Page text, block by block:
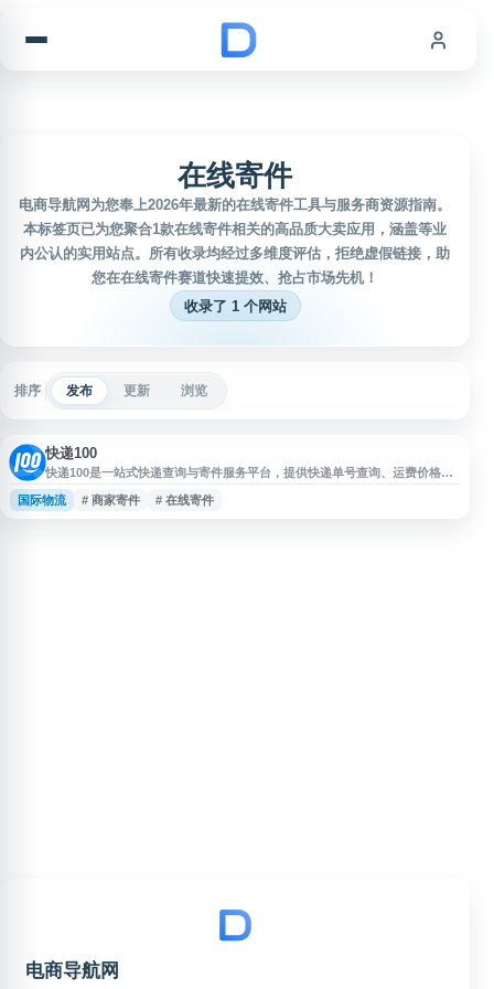
在线寄件
电商导航网为您奉上2026年最新的在线寄件工具与服务商资源指南。
本标签页已为您聚合1款在线寄件相关的高品质大卖应用，涵盖等业
内公认的实用站点。所有收录均经过多维度评估，拒绝虚假链接，助
您在在线寄件赛道快速提效、抢占市场先机！
收录了 1 个网站
排序 发布 更新 浏览
快递100
快递100是一站式快递查询与寄件服务平台，提供快递单号查询、运费价格查
询、时效查询、在线寄件、商家寄件、国际快递、同城快递及大件物流等服
务。平台支持全球3000多家快递物流公司，并面向企业和开发者提供快递查询
国际物流 # 商家寄件 # 在线寄件
电商导航网